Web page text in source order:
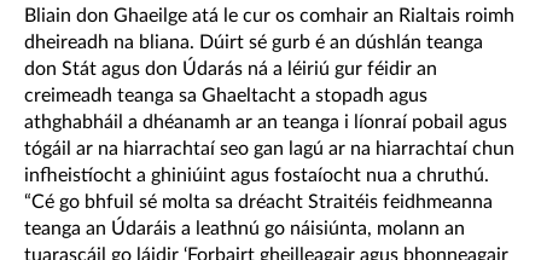
Bliain don Ghaeilge atá le cur os comhair an Rialtais roimh
dheireadh na bliana. Dúirt sé gurb é an dúshlán teanga
don Stát agus don Údarás ná a léiriú gur féidir an
creimeadh teanga sa Ghaeltacht a stopadh agus
athghabháil a dhéanamh ar an teanga i líonraí pobail agus
tógáil ar na hiarrachtaí seo gan lagú ar na hiarrachtaí chun
infheistíocht a ghiniúint agus fostaíocht nua a chruthú.
“Cé go bhfuil sé molta sa dréacht Straitéis feidhmeanna
teanga an Údaráis a leathnú go náisiúnta, molann an
tuarascáil go láidir ‘Forbairt gheilleagair agus bhonneagair